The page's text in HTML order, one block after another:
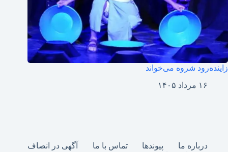
زاینده‌رود شروه می‌خواند
۱۶ مرداد ۱۴۰۵
درباره ما پیوندها تماس با ما
آگهی در انصاف